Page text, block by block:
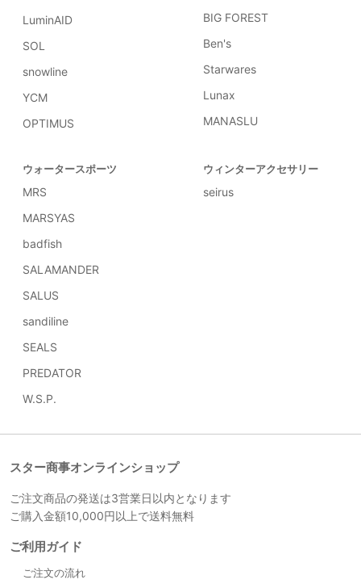
スター商事オンラインショップ
ご注文商品の発送は3営業日以内となります
ご購入金額10,000円以上で送料無料
ご利用ガイド
ご注文の流れ
LuminAID
SOL
snowline
YCM
OPTIMUS
BIG FOREST
Ben's
Starwares
Lunax
MANASLU
ウォータースポーツ
MRS
MARSYAS
badfish
SALAMANDER
SALUS
sandiline
SEALS
PREDATOR
W.S.P.
ウィンターアクセサリー
seirus